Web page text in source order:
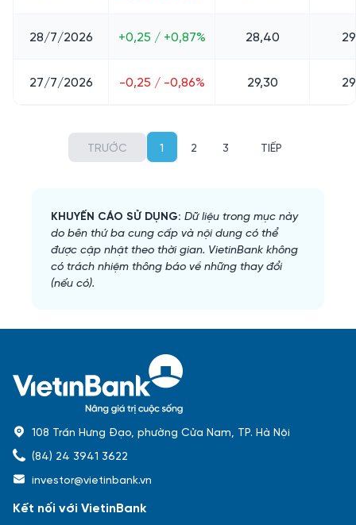
28/7/2026 +0,25 / +0,87% 28,40
27/7/2026 -0,25 / -0,86% 29,30
TRƯỚC 1 2 3 TIẾP
KHUYẾN CÁO SỬ DỤNG: Dữ liệu trong mục này
do bên thứ ba cung cấp và nội dung có thể
được cập nhật theo thời gian. VietinBank không
có trách nhiệm thông báo về những thay đổi
(nếu có).
108 Trần Hưng Đạo, phường Cửa Nam, TP. Hà Nội
(84) 24 3941 3622
investor@vietinbank.vn
Kết nối với VietinBank